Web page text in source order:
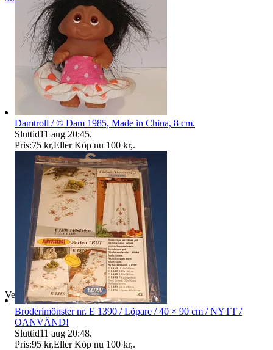
Verifierad
Damtroll / © Dam 1985, Made in China, 8 cm.
Sluttid11 aug 20:45.
Pris:75 kr,Eller Köp nu 100 kr,.
Broderimönster nr. E 1390 / Löpare / 40 × 90 cm / NYTT /
OANVÄND!
Sluttid11 aug 20:48.
Pris:95 kr,Eller Köp nu 100 kr,.